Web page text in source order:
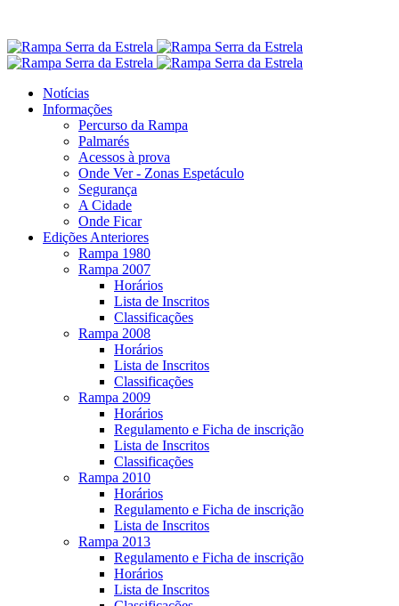
Notícias
Informações
Percurso da Rampa
Palmarés
Acessos à prova
Onde Ver - Zonas Espetáculo
Segurança
A Cidade
Onde Ficar
Edições Anteriores
Rampa 1980
Rampa 2007
Horários
Lista de Inscritos
Classificações
Rampa 2008
Horários
Lista de Inscritos
Classificações
Rampa 2009
Horários
Regulamento e Ficha de inscrição
Lista de Inscritos
Classificações
Rampa 2010
Horários
Regulamento e Ficha de inscrição
Lista de Inscritos
Rampa 2013
Regulamento e Ficha de inscrição
Horários
Lista de Inscritos